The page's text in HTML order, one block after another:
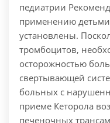
педиатрии
применению детьми
установлены.
тромбоцитов,
осторожностью
свертывающей
больных с
приеме Кеторола
печеночных